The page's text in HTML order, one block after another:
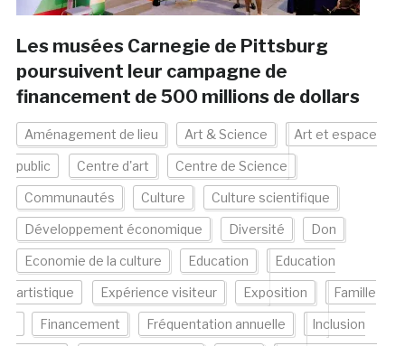
Les musées Carnegie de Pittsburg
poursuivent leur campagne de
financement de 500 millions de dollars
Aménagement de lieu Art & Science Art et espace
public Centre d'art Centre de Science
Communautés Culture Culture scientifique
Développement économique Diversité Don
Economie de la culture Education Education
artistique Expérience visiteur Exposition Famille
Financement Fréquentation annuelle Inclusion